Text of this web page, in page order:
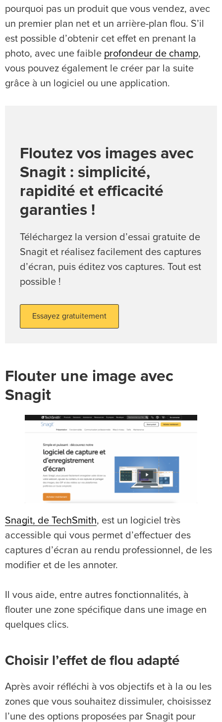
pourquoi pas un produit que vous vendez, avec
un premier plan net et un arrière-plan flou. S’il
est possible d’obtenir cet effet en prenant la
photo, avec une faible profondeur de champ,
vous pouvez également le créer par la suite
grâce à un logiciel ou une application.
Floutez vos images avec
Snagit : simplicité,
rapidité et efficacité
garanties !
Téléchargez la version d’essai gratuite de
Snagit et réalisez facilement des captures
d’écran, puis éditez vos captures. Tout est
possible !
Essayez gratuitement
Flouter une image avec
Snagit
Snagit, de TechSmith, est un logiciel très
accessible qui vous permet d’effectuer des
captures d’écran au rendu professionnel, de les
modifier et de les annoter.
Il vous aide, entre autres fonctionnalités, à
flouter une zone spécifique dans une image en
quelques clics.
Choisir l’effet de flou adapté
Après avoir réfléchi à vos objectifs et à la ou les
zones que vous souhaitez dissimuler, choisissez
l’une des options proposées par Snagit pour